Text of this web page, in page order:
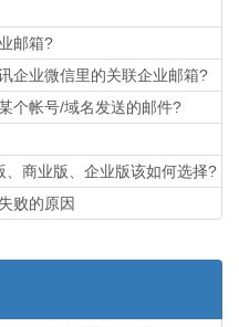
邮箱?
企业微信里的关联企业邮箱?
个帐号/域名发送的邮件?
商业版、企业版该如何选择?
败的原因